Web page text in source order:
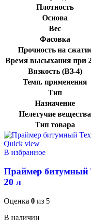
Плотность
Основа
Вес
Фасовка
Прочность на
Время высыхания при
Вязкость (ВЗ-4)
Темп. применения
Тип
Назначение
Нелетучие вещества
Тип товара
Quick view
В избранное
Праймер битумный
20 л
Оценка 0 из 5
В наличии